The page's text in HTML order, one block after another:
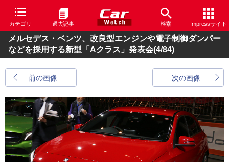
カテゴリ 過去記事 検索 Impressサイト
メルセデス・ベンツ、改良型エンジンや電子制御ダンパー
などを採用する新型「Aクラス」発表会(4/84)
前の画像 次の画像